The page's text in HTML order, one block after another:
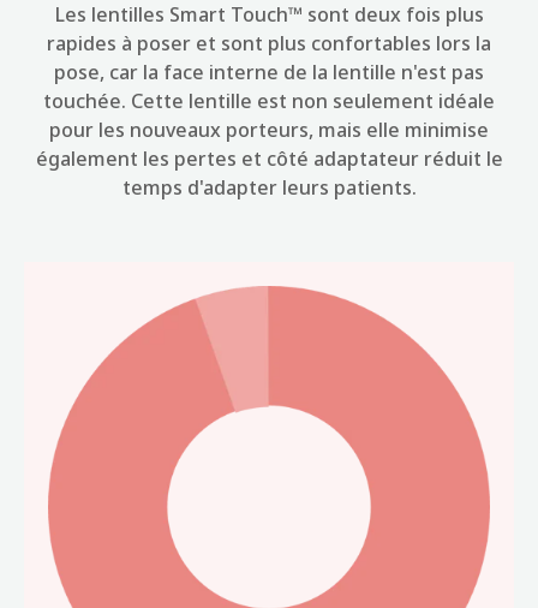
Les lentilles Smart Touch™ sont deux fois plus
rapides à poser et sont plus confortables lors la
pose, car la face interne de la lentille n'est pas
touchée. Cette lentille est non seulement idéale
pour les nouveaux porteurs, mais elle minimise
également les pertes et côté adaptateur réduit le
temps d'adapter leurs patients.